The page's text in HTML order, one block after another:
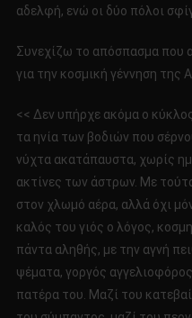
αδελφή, ενώ οι δύο πόλοι
Συνεχίζω το απόσπασμα που
για την κοσμική γέννηση της
<< Δεν υπήρχε ακόμα ο
τα ηνία των βοδιών που
νύχτα ακατάπαυστα, χωρίς
ακτίνες των άστρων. Με
στον χλωμό αέρα, αλλά όχι
καλός του γιός ο λόγος,
πάντα αληθής, με την αγνή
ψέματα, γοργός
πατέρα του. Μαζί του